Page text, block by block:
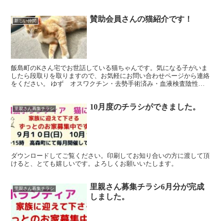
新しい仲間 賛助会員さんの猫紹介です！
飯島町のKさん宅でお世話している猫ちゃんです。気になる子がいま
したら段取りを取りますので、お気軽にお問い合わせページから連絡
をください。 ゆず オスワクチン・去勢手術済み・血液検査陰性甘
里親さん募集チラシ 10月度のチラシができました。
ダウンロードしてご覧ください。印刷してお知り合いの方に渡して頂
けると、とても嬉しいです。よろしくお願いいたします。
里親さん募集チラシ
里親さん募集チラシ6月分が完成
しました。